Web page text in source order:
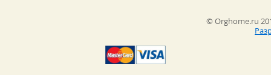
© Orghome.ru